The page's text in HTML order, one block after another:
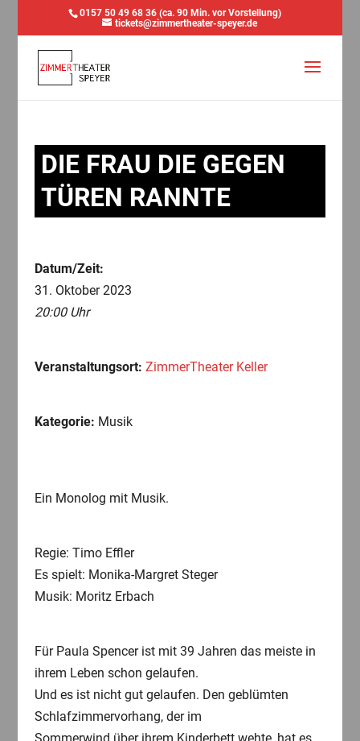
0157 50 49 68 36 (ca. 90 Min. vor Vorstellung)
tickets@zimmertheater-speyer.de
DIE FRAU DIE GEGEN
TÜREN RANNTE
Datum/Zeit:
31. Oktober 2023
20:00 Uhr
Veranstaltungsort: ZimmerTheater Keller
Kategorie: Musik
Ein Monolog mit Musik.
Regie: Timo Effler
Es spielt: Monika-Margret Steger
Musik: Moritz Erbach
Für Paula Spencer ist mit 39 Jahren das meiste in
ihrem Leben schon gelaufen.
Und es ist nicht gut gelaufen. Den geblümten
Schlafzimmervorhang, der im